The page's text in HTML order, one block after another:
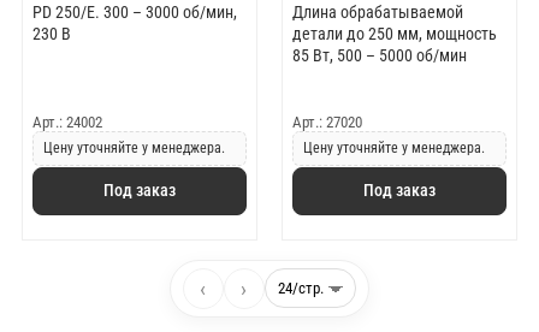
PD 250/E. 300 – 3000 об/мин,
230 В
Арт.: 24002
Цену уточняйте у менеджера.
Под заказ
Длина обрабатываемой
детали до 250 мм, мощность
85 Вт, 500 – 5000 об/мин
Арт.: 27020
Цену уточняйте у менеджера.
Под заказ
‹ ›